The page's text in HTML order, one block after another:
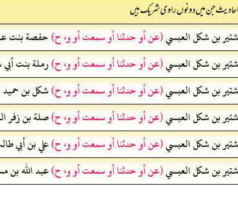
احادیث جن میں دونوں راوی شریک ہیں
شتير بن شكل العبسي(عن أو حدثنا أو سمعت أو و، ح)حفصة بنت
شتير بن شكل العبسي(عن أو حدثنا أو سمعت أو و، ح)رملة بنت أبي
شتير بن شكل العبسي(عن أو حدثنا أو سمعت أو و، ح)شكل بن حميد
شتير بن شكل العبسي(عن أو حدثنا أو سمعت أو و، ح)صلة بن زفر
شتير بن شكل العبسي(عن أو حدثنا أو سمعت أو و، ح)علي بن أبي
شتير بن شكل العبسي(عن أو حدثنا أو سمعت أو و، ح)عبد الله بن